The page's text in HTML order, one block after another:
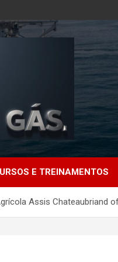
de
E TREINAMENTOS
Assis Chateaubriand